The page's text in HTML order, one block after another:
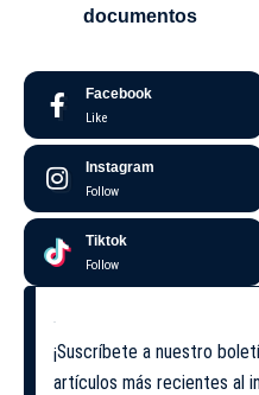
documentos
Facebook
Like
Instagram
Follow
Tiktok
Follow
¡Suscríbete a nuestro
artículos más recientes al